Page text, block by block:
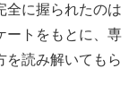
全に握られたのは
ートをもとに、専
を読み解いてもら